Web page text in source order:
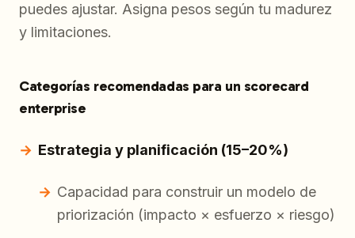
puedes ajustar. Asigna pesos según tu madurez
y limitaciones.
Categorías recomendadas para un scorecard
enterprise
Estrategia y planificación (15–20%)
Capacidad para construir un modelo de
priorización (impacto × esfuerzo × riesgo)